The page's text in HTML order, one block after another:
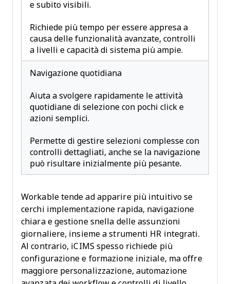
e subito visibili.
Richiede più tempo per essere appresa a
causa delle funzionalità avanzate, controlli
a livelli e capacità di sistema più ampie.
Navigazione quotidiana
Aiuta a svolgere rapidamente le attività
quotidiane di selezione con pochi click e
azioni semplici.
Permette di gestire selezioni complesse con
controlli dettagliati, anche se la navigazione
può risultare inizialmente più pesante.
Workable tende ad apparire più intuitivo se
cerchi implementazione rapida, navigazione
chiara e gestione snella delle assunzioni
giornaliere, insieme a strumenti HR integrati.
Al contrario, iCIMS spesso richiede più
configurazione e formazione iniziale, ma offre
maggiore personalizzazione, automazione